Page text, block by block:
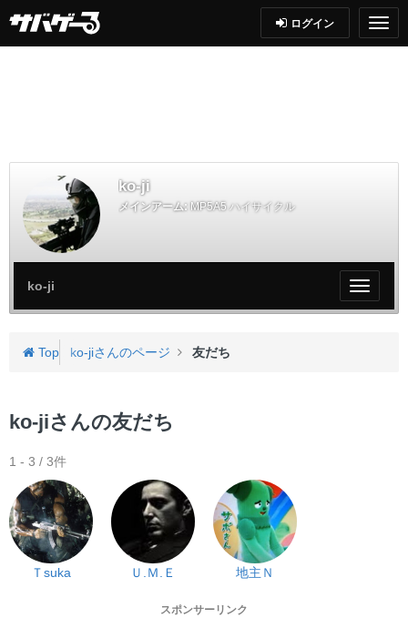
ログイン
ko-ji
メインアーム: MP5A5 ハイサイクル
My
ペ
ko-ji
Top ko-jiさんのページ 友だち
ko-jiさんの友だち
1 - 3 / 3件
Ｔsuka Ｕ.Ｍ.Ｅ 地主Ｎ
スポンサーリンク